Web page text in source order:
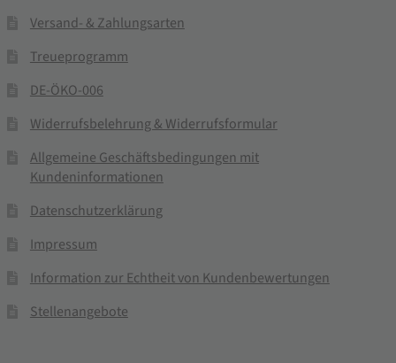
Versand- & Zahlungsarten
Treueprogramm
DE-ÖKO-006
Widerrufsbelehrung & Widerrufsformular
Allgemeine Geschäftsbedingungen mit
Kundeninformationen
Datenschutzerklärung
Impressum
Information zur Echtheit von Kundenbewertungen
Stellenangebote